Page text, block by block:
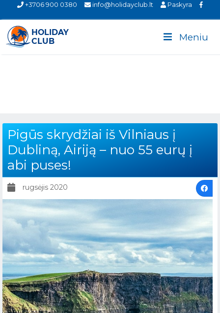
+3706 900 0380 info@holidayclub.lt Paskyra
Meniu
Pigūs skrydžiai iš Vilniaus į
Dubliną, Airiją – nuo 55 eurų į
abi puses!
rugsėjis 2020